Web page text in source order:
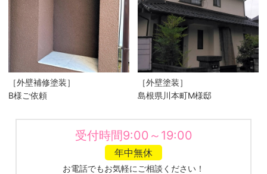
［外壁補修塗装］
B様ご依頼
［外壁塗装］
島根県川本町M様邸
受付時間9:00～19:00
年中無休
お電話でもお気軽にご相談ください！